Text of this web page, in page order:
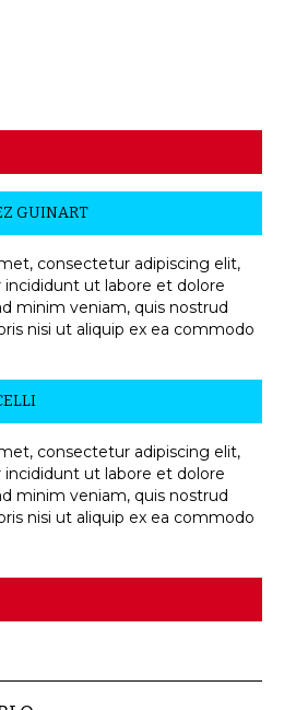
GUINART
consectetur adipiscing elit,
ut labore et dolore
minim veniam, quis nostrud
nisi ut aliquip ex ea commodo
consectetur adipiscing elit,
ut labore et dolore
minim veniam, quis nostrud
nisi ut aliquip ex ea commodo